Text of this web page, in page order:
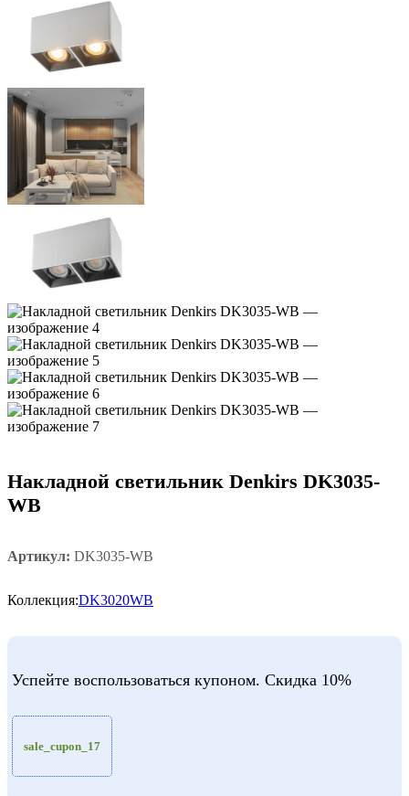
Накладной светильник Denkirs DK3035-
WB
Артикул: DK3035-WB
Коллекция:DK3020WB
Успейте воспользоваться купоном. Скидка 10%
sale_cupon_17